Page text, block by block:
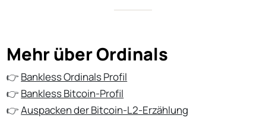
Mehr über Ordinals
👉 Bankless Ordinals Profil
👉 Bankless Bitcoin-Profil
👉Auspacken der Bitcoin-L2-Erzählung